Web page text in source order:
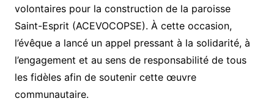
volontaires pour la construction de la paroisse
Saint-Esprit (ACEVOCOPSE). À cette occasion,
l’évêque a lancé un appel pressant à la solidarité, à
l’engagement et au sens de responsabilité de tous
les fidèles afin de soutenir cette œuvre
communautaire.